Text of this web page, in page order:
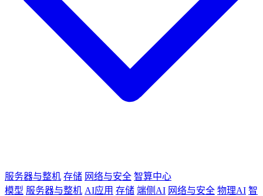
服务器与整机 存储 网络与安全 智算中心
模型 服务器与整机 AI应用 存储 端侧AI 网络与安全 物理AI 智